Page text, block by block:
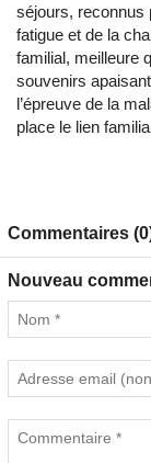
séjours, reconnus
fatigue et de la
familial, meilleure
souvenirs
l’épreuve de la
place le lien
Commentaires
Nouveau